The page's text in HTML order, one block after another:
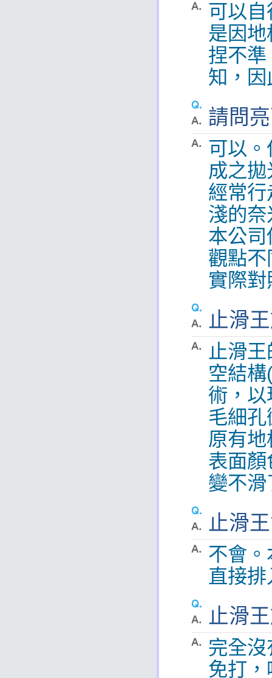
可以
是因
捏不
知，
請問
可以
成之
經常
淺的
本公
觀點
實際
止滑
止滑
空結
術，以
毛細
原有
表面
變不滑
止滑
不會
直接
止滑
完全
免打